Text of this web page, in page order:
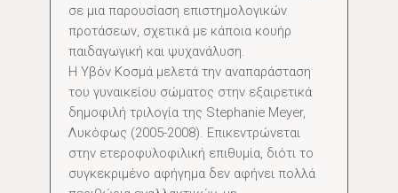
σε μια παρουσίαση επιστημολογικών
προτάσεων, σχετικά με κάποια κουήρ
παιδαγωγική και ψυχανάλυση.
Η Υβόν Κοσμά μελετά την αναπαράσταση
του γυναικείου σώματος στην εξαιρετικά
δημοφιλή τριλογία της Stephanie Meyer,
Λυκόφως (2005-2008). Επικεντρώνεται
στην ετεροφυλοφιλική επιθυμία, διότι το
συγκεκριμένο αφήγημα δεν αφήνει πολλά